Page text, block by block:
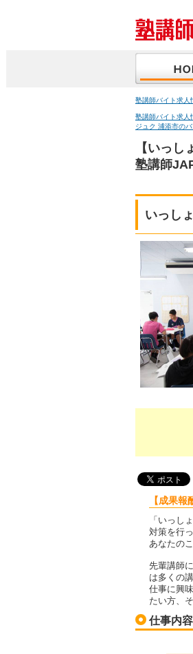
塾講師バイト求人
塾講師バイト求人
ジュク 浦添市の
【いっ
塾講師
いっし
【成果
「いっし
対策を行
あなたの
先輩講師
は多くの
仕事に興
たい方、
仕事内容